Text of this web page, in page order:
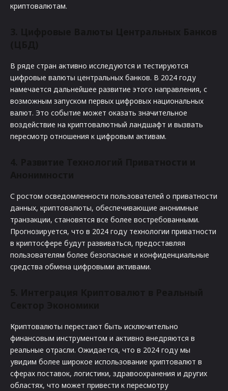
криптовалютам.
В ряде стран активно исследуются и тестируются
цифровые валюты центральных банков. В 2024 году
намечается дальнейшее развитие этого направления, с
возможным запуском первых цифровых национальных
валют. Это событие может оказать значительное
воздействие на криптовалютный ландшафт и вызвать
пересмотр отношения к цифровым активам.
С ростом осведомленности пользователей о приватности
данных, криптовалюты, обеспечивающие анонимные
транзакции, становятся все более востребованными.
Прогнозируется, что в 2024 году технологии приватности
в криптосфере будут развиваться, предоставляя
пользователям более безопасные и конфиденциальные
средства обмена цифровыми активами.
Криптовалюты перестают быть исключительно
финансовым инструментом и активно внедряются в
реальные отрасли. Ожидается, что в 2024 году мы
увидим более широкое использование криптовалют в
сферах поставок, логистики, здравоохранения и других
областях, что может привести к пересмотру